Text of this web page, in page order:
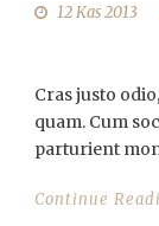
12 Kas 2013
Cras justo
quam. Cum
parturient
Continue